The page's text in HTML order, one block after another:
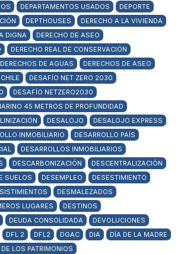
DEPARTAMENTOS USADOS
DEPORTE
DEPTHOUSES
DERECHO A LA VIVIENDA
DIGNA
DERECHO DE ASEO
DERECHO REAL DE CONSERVACIÓN
DERECHOS DE AGUAS
DERECHOS DE ASEO
DESAFÍO NET ZERO 2030
DESAFÍO NETZERO2030
45 METROS DE PROFUNDIDAD
DESALOJO
DESALOJO EXPRESS
INMOBILIARIO
DESARROLLO PAÍS
DESARROLLOS INMOBILIARIOS
DESCARBONIZACIÓN
DESCENTRALIZACIÓN
SUELOS
DESEMPLEO
DESESTIMIENTO
DESMALEZADOS
LUGARES
DESTINOS
DEUDA CONSOLIDADA
DEVOLUCIONES
DFL 2 DFL2 DGAC DIA
DÍA DE LA MADRE
LOS PATRIMONIOS